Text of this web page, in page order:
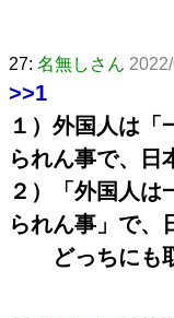
27: 名無しさん
>>1
１）外国人は「
られん事で、日
２）「外国人は
られん事」で、
どっちにも取